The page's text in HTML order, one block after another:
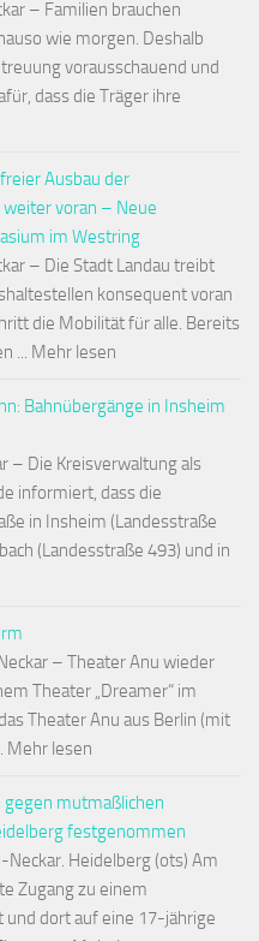
– Familien brauchen
wie morgen. Deshalb
vorausschauend und
dass die Träger ihre
Ausbau der
voran – Neue
im Westring
– Die Stadt Landau treibt
konsequent voran
die Mobilität für alle. Bereits
... Mehr lesen
Bahnübergänge in Insheim
– Die Kreisverwaltung als
informiert, dass die
in Insheim (Landesstraße
(Landesstraße 493) und in
– Theater Anu wieder
Theater „Dreamer“ im
Theater Anu aus Berlin (mit
Mehr lesen
mutmaßlichen
festgenommen
Heidelberg (ots) Am
Zugang zu einem
dort auf eine 17-jährige